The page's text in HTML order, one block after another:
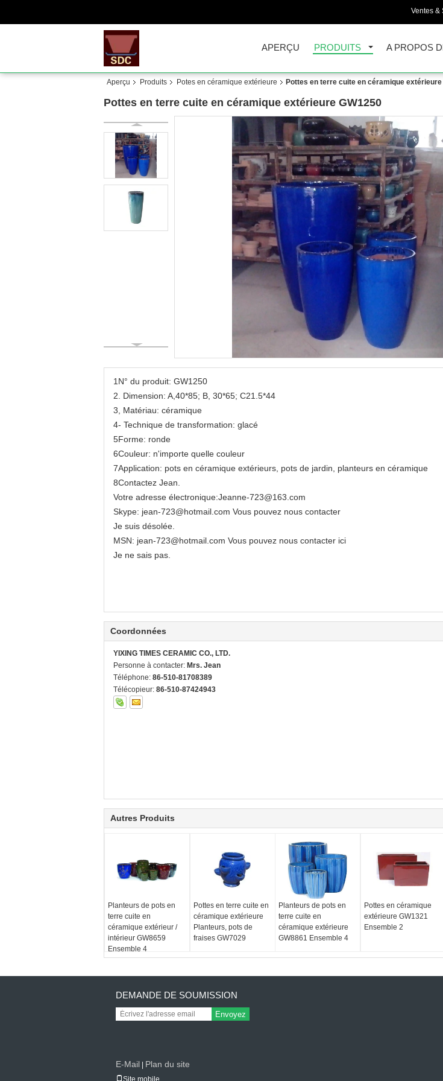
Ventes &
APERÇU PRODUITS A PROPOS
Aperçu Produits Potes en céramique extérieure Pottes en terre cuite en céramique extérieure
Pottes en terre cuite en céramique extérieure GW1250
1N° du produit: GW1250
2. Dimension: A,40*85; B, 30*65; C21.5*44
3, Matériau: céramique
4- Technique de transformation: glacé
5Forme: ronde
6Couleur: n'importe quelle couleur
7Application: pots en céramique extérieurs, pots de jardin, planteurs en céramique
8Contactez Jean.
Votre adresse électronique:Jeanne-723@163.com
Skype: jean-723@hotmail.com Vous pouvez nous contacter
Je suis désolée.
MSN: jean-723@hotmail.com Vous pouvez nous contacter ici
Je ne sais pas.
Coordonnées
YIXING TIMES CERAMIC CO., LTD.
Personne à contacter: Mrs. Jean
Téléphone: 86-510-81708389
Télécopieur: 86-510-87424943
Autres Produits
Planteurs de pots en
terre cuite en
céramique extérieur /
intérieur GW8659
Ensemble 4
Pottes en terre cuite en
céramique extérieure
Planteurs, pots de
fraises GW7029
Planteurs de pots en
terre cuite en
céramique extérieure
GW8861 Ensemble 4
Pottes en céramique
extérieure GW1321
Ensemble 2
DEMANDE DE SOUMISSION
Envoyez
E-Mail Plan du site
Site mobile